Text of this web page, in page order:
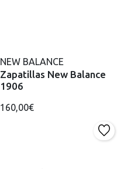
NEW BALANCE
Zapatillas New Balance
1906
160,00€